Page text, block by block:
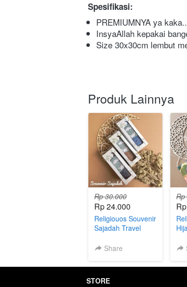
Spesifikasi:
PREMIUMNYA ya
InsyaAllah kepakai
Size 30x30cm lembut
Produk Lainnya
Rp 30.000
Rp 24.000
Religiouos Souvenir
Sajadah Travel
Share
Rp
STORE